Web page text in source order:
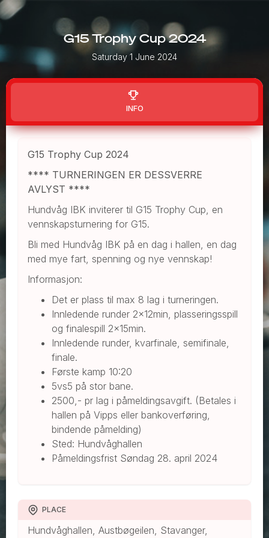
G15 Trophy Cup 2024
Saturday 1 June 2024
INFO
G15 Trophy Cup 2024
**** TURNERINGEN ER DESSVERRE
AVLYST ****
Hundvåg IBK inviterer til G15 Trophy Cup, en
vennskapsturnering for G15.
Bli med Hundvåg IBK på en dag i hallen, en dag
med mye fart, spenning og nye vennskap!
Informasjon:
Det er plass til max 8 lag i turneringen.
Innledende runder 2x12min, plasseringsspill
og finalespill 2x15min.
Innledende runder, kvarfinale, semifinale,
finale.
Første kamp 10:20
5vs5 på stor bane.
2500,- pr lag i påmeldingsavgift. (Betales i
hallen på Vipps eller bankoverføring,
bindende påmelding)
Sted: Hundvåghallen
Påmeldingsfrist Søndag 28. april 2024
PLACE
Hundvåghallen, Austbøgeilen, Stavanger,